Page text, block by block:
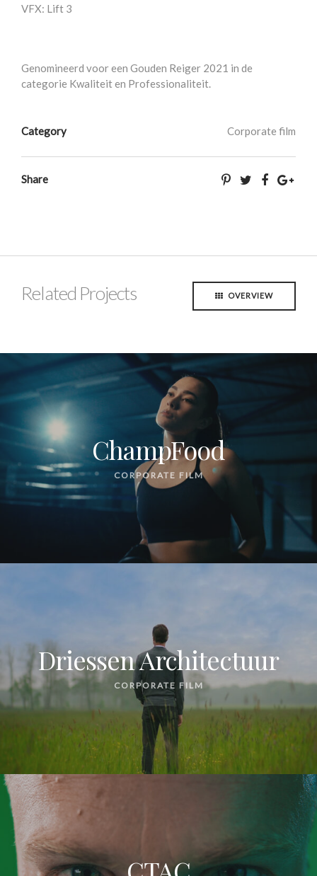
VFX: Lift 3
Genomineerd voor een Gouden Reiger 2021 in de
categorie Kwaliteit en Professionaliteit.
Category Corporate film
Share
Related Projects OVERVIEW
ChampFood
CORPORATE FILM
Driessen Architectuur
CORPORATE FILM